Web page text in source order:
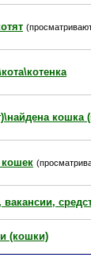
кошка
кошек
вакансии,
(кошки)